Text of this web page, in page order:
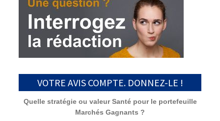
VOTRE AVIS COMPTE. DONNEZ-LE !
Quelle stratégie ou valeur Santé pour le portefeuille
Marchés Gagnants ?